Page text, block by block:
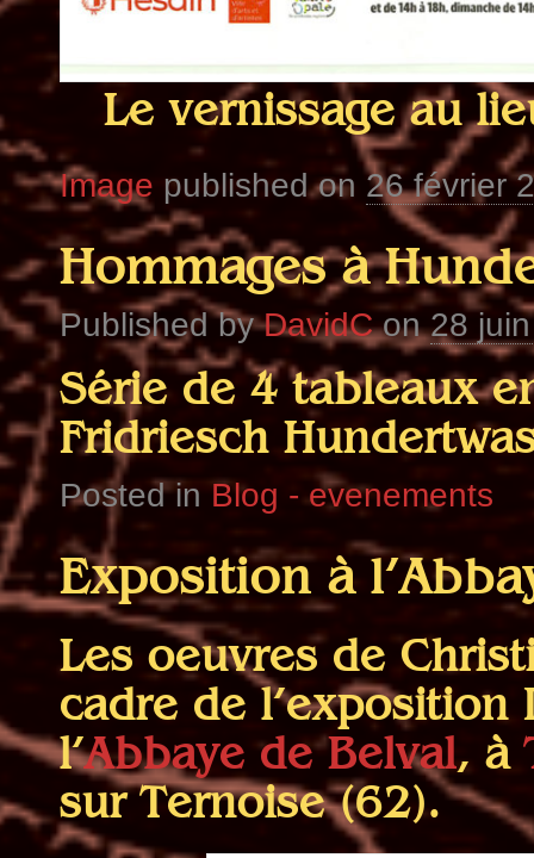
Le vernissage au
Image published on26 février
Hommages à
Published byDavidCon28
Série de 4 tableaux
Fridriesch
Posted inBlog - evenements
Exposition à
Les oeuvres de
cadre de
l’Abbaye de Belval, à
sur Ternoise (62).